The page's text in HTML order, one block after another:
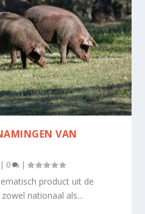
VAN
| 0 |
product uit de
nationaal als...